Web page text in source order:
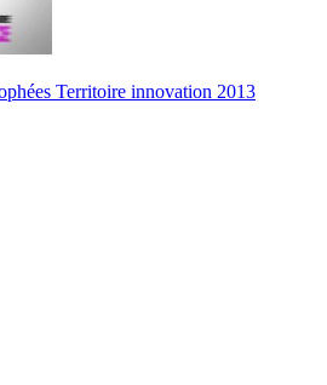
Territoire innovation 2013